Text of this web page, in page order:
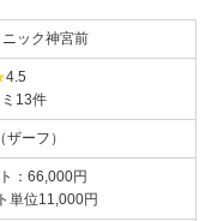
ック神宮前
4.5
13件
ーフ）
：66,000円
単位11,000円